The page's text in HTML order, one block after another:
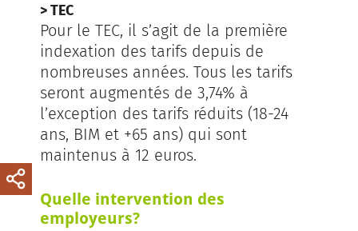
> TEC
Pour le TEC, il s’agit de la première
indexation des tarifs depuis de
nombreuses années. Tous les tarifs
seront augmentés de 3,74% à
l’exception des tarifs réduits (18-24
ans, BIM et +65 ans) qui sont
maintenus à 12 euros.
Quelle intervention des
employeurs?